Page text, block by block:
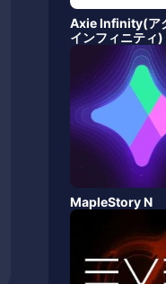
Axie Infinity(ア
インフィニティ
MapleStory N